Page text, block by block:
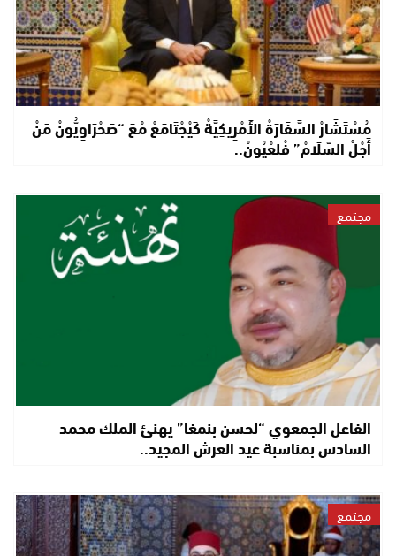
مُسْتَشَارْ السَّفَارَةْ الأَمْرِيكِيَّةْ كَيْجْتَامَعْ مْعَ “صَحْرَاوِيُّونْ مَنْ
أَجْلْ السَّلَامْ” فْلعْيُونْ..
مجتمع
الفاعل الجمعوي “لحسن بنمغا” يهنئ الملك محمد
السادس بمناسبة عيد العرش المجيد..
مجتمع